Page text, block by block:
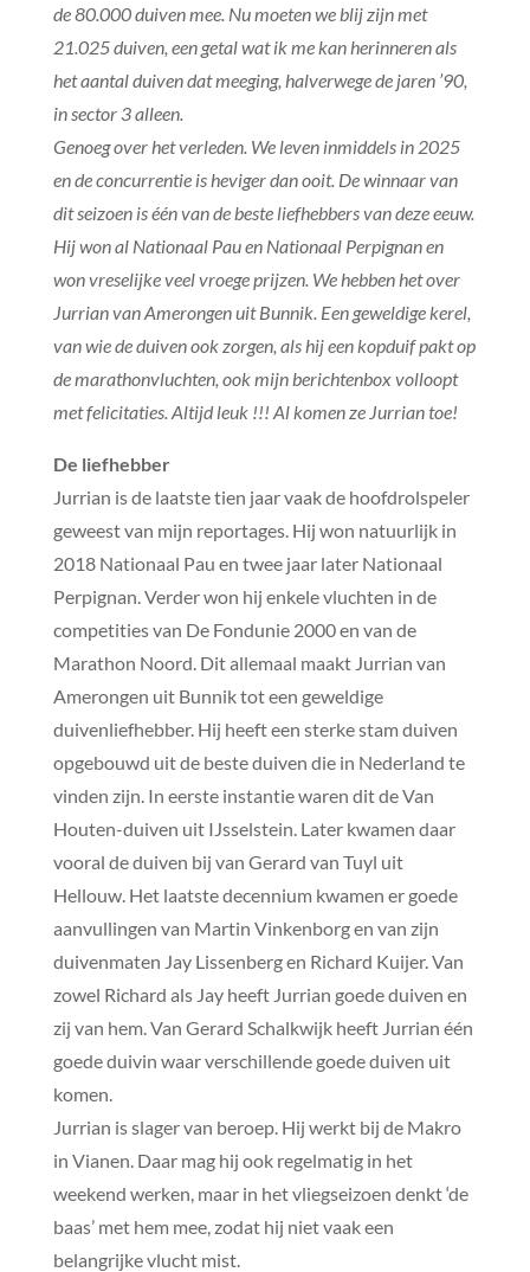
de 80.000 duiven mee. Nu moeten we blij zijn met
21.025 duiven, een getal wat ik me kan herinneren als
het aantal duiven dat meeging, halverwege de jaren ’90,
in sector 3 alleen.
Genoeg over het verleden. We leven inmiddels in 2025
en de concurrentie is heviger dan ooit. De winnaar van
dit seizoen is één van de beste liefhebbers van deze eeuw.
Hij won al Nationaal Pau en Nationaal Perpignan en
won vreselijke veel vroege prijzen. We hebben het over
Jurrian van Amerongen uit Bunnik. Een geweldige kerel,
van wie de duiven ook zorgen, als hij een kopduif pakt op
de marathonvluchten, ook mijn berichtenbox volloopt
met felicitaties. Altijd leuk !!! Al komen ze Jurrian toe!
De liefhebber
Jurrian is de laatste tien jaar vaak de hoofdrolspeler
geweest van mijn reportages. Hij won natuurlijk in
2018 Nationaal Pau en twee jaar later Nationaal
Perpignan. Verder won hij enkele vluchten in de
competities van De Fondunie 2000 en van de
Marathon Noord. Dit allemaal maakt Jurrian van
Amerongen uit Bunnik tot een geweldige
duivenliefhebber. Hij heeft een sterke stam duiven
opgebouwd uit de beste duiven die in Nederland te
vinden zijn. In eerste instantie waren dit de Van
Houten-duiven uit IJsselstein. Later kwamen daar
vooral de duiven bij van Gerard van Tuyl uit
Hellouw. Het laatste decennium kwamen er goede
aanvullingen van Martin Vinkenborg en van zijn
duivenmaten Jay Lissenberg en Richard Kuijer. Van
zowel Richard als Jay heeft Jurrian goede duiven en
zij van hem. Van Gerard Schalkwijk heeft Jurrian één
goede duivin waar verschillende goede duiven uit
komen.
Jurrian is slager van beroep. Hij werkt bij de Makro
in Vianen. Daar mag hij ook regelmatig in het
weekend werken, maar in het vliegseizoen denkt ‘de
baas’ met hem mee, zodat hij niet vaak een
belangrijke vlucht mist.